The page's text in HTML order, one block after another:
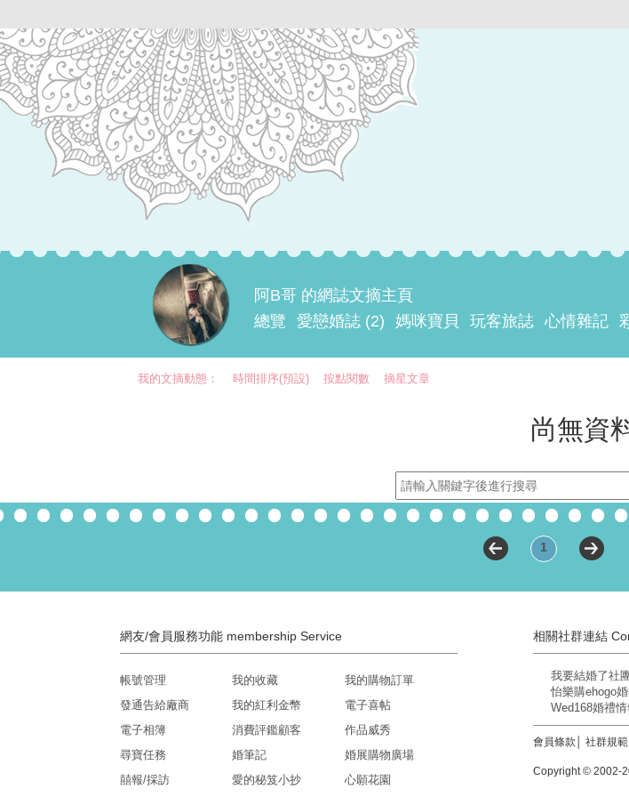
阿B哥 的網誌文摘主頁
總覽
愛戀婚誌 (2) 媽咪寶貝 玩客旅誌 心情雜記
我的文摘動態： 時間排序(預設) 按點閱數 摘星文章
尚無資
1
網友/會員服務功能 membership Service
帳號管理 我的收藏
我的購物訂單
發通告給廠商
我的紅利金幣
電子喜帖
電子相簿
消費評鑑顧客
作品威秀
尋寶任務
婚筆記
婚展購物廣場
囍報/採訪
愛的秘笈小抄 心願花園
相關社群連結
我要結婚了社團
怡樂購ehogo
Wed168婚禮
會員條款 │社群規範
Copyright © 2002-